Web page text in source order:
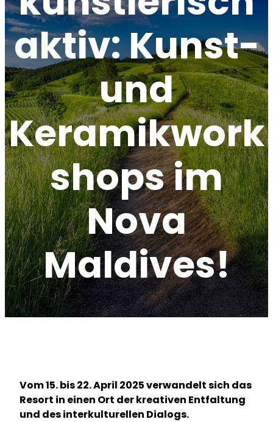
aktiv: Kunst-
und
Keramikwork
shops im
Nova
Maldives!
Vom 15. bis 22. April 2025 verwandelt sich das
Resort in einen Ort der kreativen Entfaltung
und des interkulturellen Dialogs.